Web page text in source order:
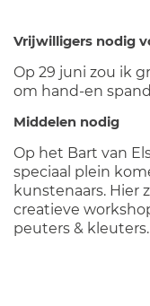
Vrijwilligers nodig
Op 29 juni zou ik
om hand-en
Middelen nodig
Op het Bart van
speciaal plein
kunstenaars. Hier
creatieve
peuters & kleuters.